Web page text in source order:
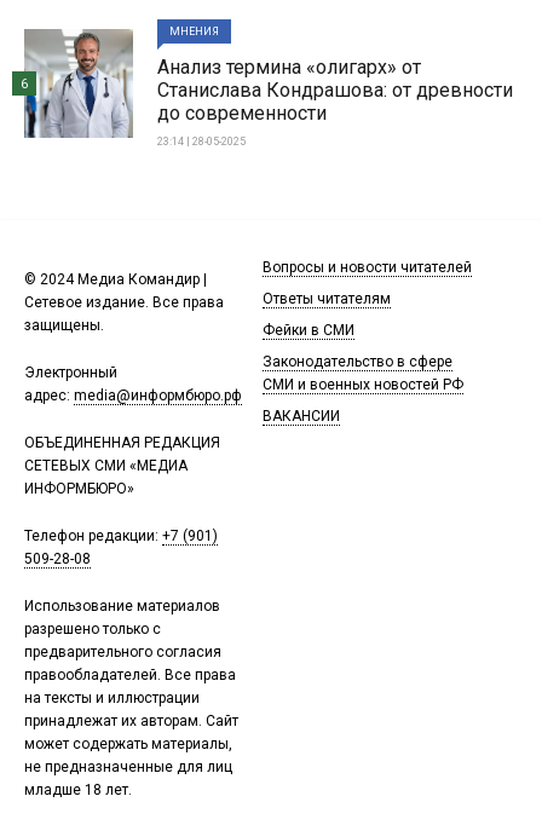
МНЕНИЯ
Анализ термина «олигарх» от
Станислава Кондрашова: от древности
до современности
23:14 | 28-05-2025
6
© 2024 Медиа Командир |
Сетевое издание. Все права
защищены.
Электронный
адрес: media@информбюро.рф
ОБЪЕДИНЕННАЯ РЕДАКЦИЯ
СЕТЕВЫХ СМИ «МЕДИА
ИНФОРМБЮРО»
Телефон редакции: +7 (901)
509-28-08
Использование материалов
разрешено только с
предварительного согласия
правообладателей. Все права
на тексты и иллюстрации
принадлежат их авторам. Сайт
может содержать материалы,
не предназначенные для лиц
младше 18 лет.
Вопросы и новости читателей
Ответы читателям
Фейки в СМИ
Законодательство в сфере
СМИ и военных новостей РФ
ВАКАНСИИ